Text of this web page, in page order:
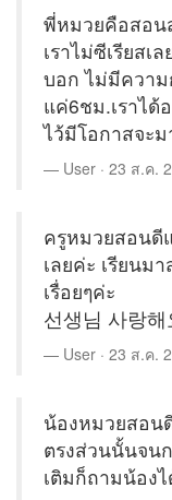
พี่หมวยคือสอน
เราไม่ซีเรียส
บอก ไม่มีความ
แค่6ชม.เราได้
ไว้มีโอกาสจะ
User · 23 ส.ค.
ครูหมวยสอนดี
เลยค่ะ เรียนม
เรื่อยๆค่ะ
선생님 사랑
User · 23 ส.ค.
น้องหมวยสอน
ตรงส่วนนั้นจน
เติมก็ถามน้อง